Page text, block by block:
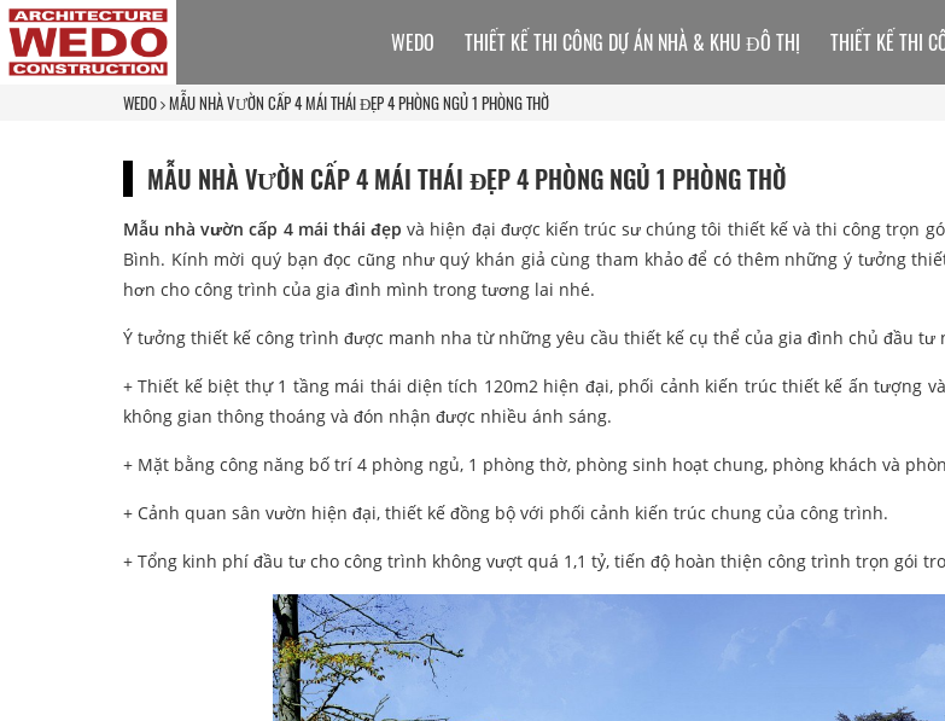
WEDO MẪU NHÀ VƯỜN CẤP 4 MÁI THÁI ĐẸP 4 PHÒNG NGỦ 1 PHÒNG THỜ
MẪU NHÀ VƯỜN CẤP 4 MÁI THÁI ĐẸP 4 PHÒNG NGỦ 1 PHÒNG THỜ
Mẫu nhà vườn cấp 4 mái thái đẹp và hiện đại được kiến trúc sư chúng tôi thiết kế và thi công trọn
Bình. Kính mời quý bạn đọc cũng như quý khán giả cùng tham khảo để có thêm những ý tưởng
hơn cho công trình của gia đình mình trong tương lai nhé.
Ý tưởng thiết kế công trình được manh nha từ những yêu cầu thiết kế cụ thể của gia đình chủ đầu tư
+ Thiết kế biệt thự 1 tầng mái thái diện tích 120m2 hiện đại, phối cảnh kiến trúc thiết kế ấn tượng
không gian thông thoáng và đón nhận được nhiều ánh sáng.
+ Mặt bằng công năng bố trí 4 phòng ngủ, 1 phòng thờ, phòng sinh hoạt chung, phòng khách và
+ Cảnh quan sân vườn hiện đại, thiết kế đồng bộ với phối cảnh kiến trúc chung của công trình.
+ Tổng kinh phí đầu tư cho công trình không vượt quá 1,1 tỷ, tiến độ hoàn thiện công trình trọn gói
WEDO THIẾT KẾ THI CÔNG DỰ ÁN NHÀ & KHU ĐÔ THỊ THIẾT KẾ THI